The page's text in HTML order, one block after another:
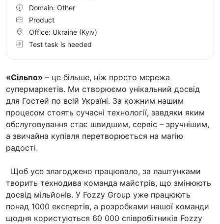
«Сільпо» – це більше, ніж просто мережа
супермаркетів. Ми створюємо унікальний досвід
для Гостей по всій Україні. За кожним нашим
процесом стоять сучасні технології, завдяки яким
обслуговування стає швидшим, сервіс – зручнішим,
а звичайна купівля перетворюється на магію
радості.
Щоб усе злагоджено працювало, за лаштунками
творить технодива команда майстрів, що змінюють
досвід мільйонів. У Fozzy Group уже працюють
понад 1000 експертів, а розробками нашої команди
щодня користуються 60 000 співробітників Fozzy
Domain: Other
Product
Office: Ukraine (Kyiv)
Test task is needed